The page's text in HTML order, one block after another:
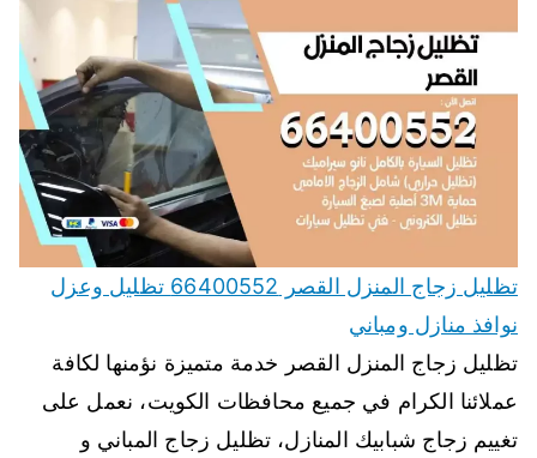
تظليل زجاج المنزل القصر 66400552 تظليل وعزل
نوافذ منازل ومباني
تظليل زجاج المنزل القصر خدمة متميزة نؤمنها لكافة
عملائنا الكرام في جميع محافظات الكويت، نعمل على
تغييم زجاج شبابيك المنازل، تظليل زجاج المباني و